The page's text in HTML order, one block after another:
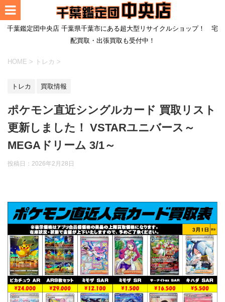
千葉鑑定団中央店 千葉県千葉市にある超大型リサイクルショップ！ 宅
配買取・出張買取も受付中！
HOME > トレカ >
トレカ 買取情報
ポケモン直近シングルカード 買取リスト
更新しました！ VSTARユニバース～
MEGAドリーム 3/1～
投稿日： 2026年2月28日